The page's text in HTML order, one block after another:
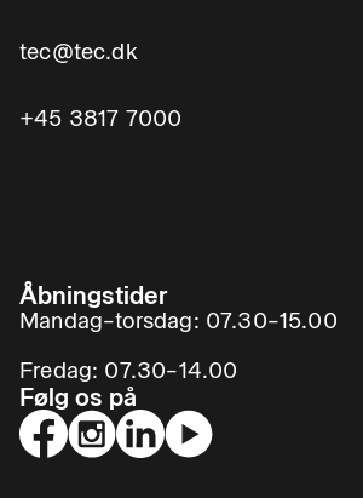
tec@tec.dk
+45 3817 7000
Åbningstider
Mandag–torsdag: 07.30–15.00
Fredag: 07.30–14.00
Følg os på